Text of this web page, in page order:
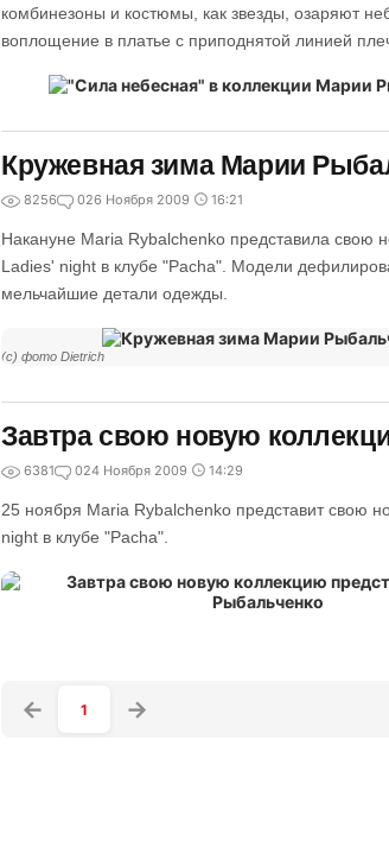
комбинезоны и костюмы, как звезды, озаряют
воплощение в платье с приподнятой линией
Кружевная зима Марии
8256 026 Ноября 2009 16:21
Накануне Maria Rybalchenko представила свою
Ladies' night в клубе "Pacha". Модели
мельчайшие детали одежды.
(с) фото Dietrich
Завтра свою новую
6381 024 Ноября 2009 14:29
25 ноября Maria Rybalchenko представит свою
night в клубе "Pacha".
1